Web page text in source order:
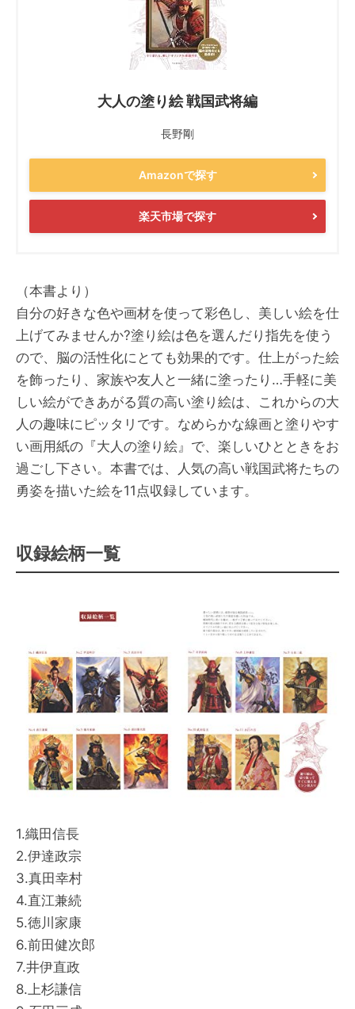
大人の塗り絵 戦国武将編
長野剛
Amazonで探す
楽天市場で探す
（本書より）
自分の好きな色や画材を使って彩色し、美しい絵を仕
上げてみませんか?塗り絵は色を選んだり指先を使う
ので、脳の活性化にとても効果的です。仕上がった絵
を飾ったり、家族や友人と一緒に塗ったり…手軽に美
しい絵ができあがる質の高い塗り絵は、これからの大
人の趣味にピッタリです。なめらかな線画と塗りやす
い画用紙の『大人の塗り絵』で、楽しいひとときをお
過ごし下さい。本書では、人気の高い戦国武将たちの
勇姿を描いた絵を11点収録しています。
収録絵柄一覧
1.織田信長
2.伊達政宗
3.真田幸村
4.直江兼続
5.徳川家康
6.前田健次郎
7.井伊直政
8.上杉謙信